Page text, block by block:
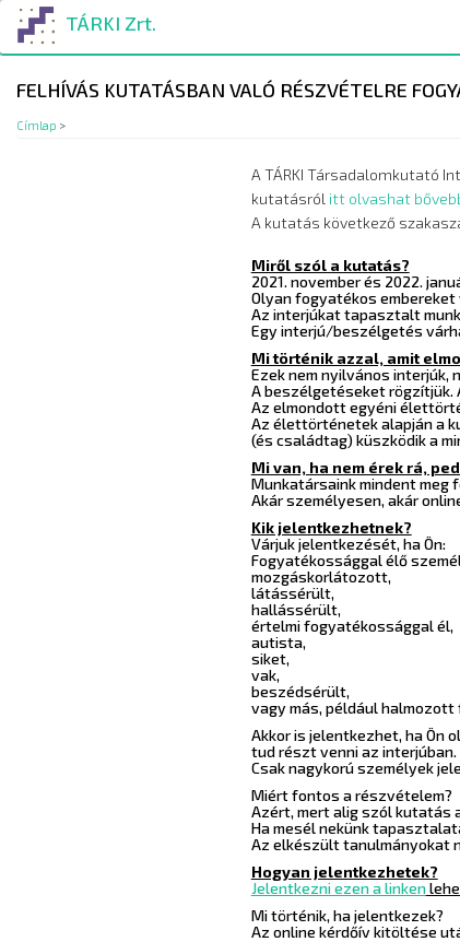
Ugrás
tartalomra
TÁRKI Zrt.
FELHÍVÁS KUTATÁSBAN VALÓ RÉSZVÉTELRE
Címlap >
A TÁRKI Társadalomkutató
kutatásról itt olvashat
A kutatás következő
Miről szól a kutatás?
2021. november és 2022.
Olyan fogyatékos
Az interjúkat tapasztalt
Egy interjú/beszélgetés
Mi történik azzal, amit
Ezek nem nyilvános interjúk,
A beszélgetéseket rögzítjük.
Az elmondott egyéni
Az élettörténetek alapján a
(és családtag) küszködik a
Mi van, ha nem érek rá,
Munkatársaink mindent meg
Akár személyesen, akár
Kik jelentkezhetnek?
Várjuk jelentkezését, ha Ön:
Fogyatékossággal élő
mozgáskorlátozott,
látássérült,
hallássérült,
értelmi fogyatékossággal él,
autista,
siket,
vak,
beszédsérült,
vagy más, például
Akkor is jelentkezhet, ha Ön
tud részt venni az interjúban.
Csak nagykorú személyek
Miért fontos a részvételem?
Azért, mert alig szól kutatás
Ha mesél nekünk
Az elkészült tanulmányokat
Hogyan jelentkezhetek?
Jelentkezni ezen a linken
Mi történik, ha jelentkezek?
Az online kérdőív kitöltése